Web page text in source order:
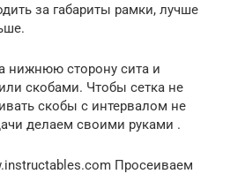
за габариты рамки, лучше
нижнюю сторону сита и
скобами. Чтобы сетка не
скобы с интервалом не
делаем своими руками .
Просеиваем